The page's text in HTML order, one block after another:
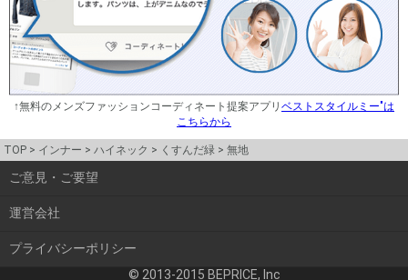
↑無料のメンズファッションコーディネート提案アプリ ベストスタイルミー"は
こちらから
TOP インナー ハイネック くすんだ緑 無地
ご意見・ご要望
運営会社
プライバシーポリシー
© 2013-2015 BEPRICE, Inc